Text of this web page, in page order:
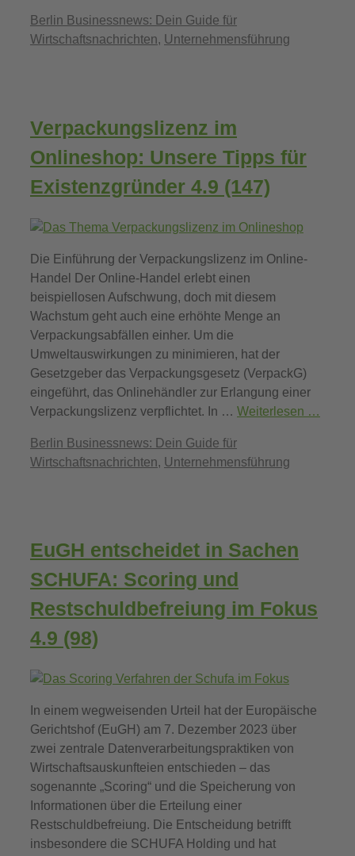
Kategorien
Berlin Businessnews: Dein Guide für
Wirtschaftsnachrichten, Unternehmensführung
Verpackungslizenz im
Onlineshop: Unsere Tipps für
Existenzgründer 4.9 (147)
Die Einführung der Verpackungslizenz im Online-
Handel Der Online-Handel erlebt einen
beispiellosen Aufschwung, doch mit diesem
Wachstum geht auch eine erhöhte Menge an
Verpackungsabfällen einher. Um die
Umweltauswirkungen zu minimieren, hat der
Gesetzgeber das Verpackungsgesetz (VerpackG)
eingeführt, das Onlinehändler zur Erlangung einer
Verpackungslizenz verpflichtet. In … Weiterlesen …
Kategorien
Berlin Businessnews: Dein Guide für
Wirtschaftsnachrichten, Unternehmensführung
EuGH entscheidet in Sachen
SCHUFA: Scoring und
Restschuldbefreiung im Fokus
4.9 (98)
In einem wegweisenden Urteil hat der Europäische
Gerichtshof (EuGH) am 7. Dezember 2023 über
zwei zentrale Datenverarbeitungspraktiken von
Wirtschaftsauskunfteien entschieden – das
sogenannte „Scoring“ und die Speicherung von
Informationen über die Erteilung einer
Restschuldbefreiung. Die Entscheidung betrifft
insbesondere die SCHUFA Holding und hat